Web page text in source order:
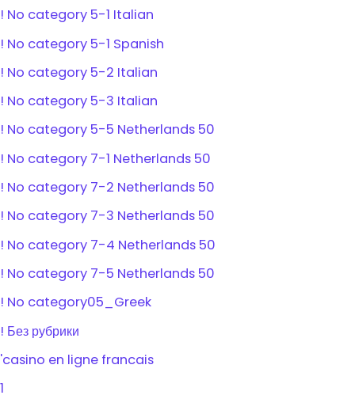
! No category 5-1 Italian
! No category 5-1 Spanish
! No category 5-2 Italian
! No category 5-3 Italian
! No category 5-5 Netherlands 50
! No category 7-1 Netherlands 50
! No category 7-2 Netherlands 50
! No category 7-3 Netherlands 50
! No category 7-4 Netherlands 50
! No category 7-5 Netherlands 50
! No category05_Greek
! Без рубрики
'casino en ligne francais
1